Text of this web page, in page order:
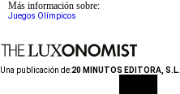
Más información sobre:
Juegos Olímpicos
Una publicación de:20 MINUTOS EDITORA, S.L.